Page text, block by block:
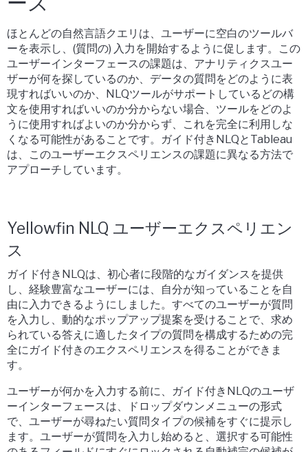
ほとんどの自然言語クエリは、ユーザーに空白のツールバ
ーを表示し、(質問の) 入力を開始するように促します。この
ユーザーインターフェースの課題は、アナリティクスユー
ザーが何を探しているのか、データの質問をどのように表
現すればいいのか、NLQツールがサポートしているどの構
文を使用すればいいのか分からない場合、ツールをどのよ
うに使用すればよいのか分からず、これを完全に利用しな
くなる可能性があることです。ガイド付きNLQとTableau
は、このユーザーエクスペリエンスの課題に異なる方法で
アプローチしています。
Yellowfin NLQ ユーザーエクスペリエン
ス
ガイド付きNLQは、初心者に段階的なガイダンスを提供
し、経験豊富なユーザーには、自分が知っていることを自
由に入力できるようにしました。すべてのユーザーが質問
を入力し、動的なポップアップ提案を受けることで、求め
られている答えに適したタイプの質問を構成するための完
全にガイド付きのエクスペリエンスを得ることができま
す。
ユーザーが何かを入力する前に、ガイド付きNLQのユーザ
ーインターフェースは、ドロップダウンメニューの形式
で、ユーザーが尋ねたい質問タイプの候補をすぐに提示し
ます。ユーザーが質問を入力し始めると、選択する可能性